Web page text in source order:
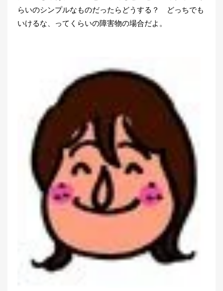
らいのシンプルなものだったらどうする？ どっちでも
いけるな、ってくらいの障害物の場合だよ。